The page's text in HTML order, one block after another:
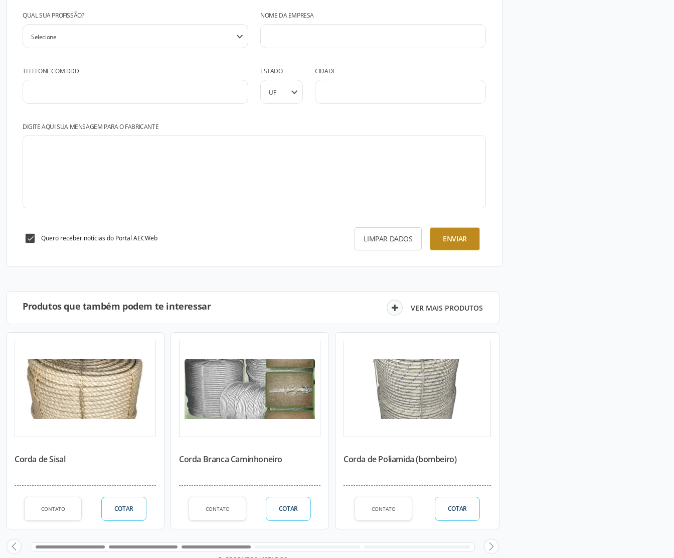
QUAL SUA PROFISSÃO? NOME DA EMPRESA
TELEFONE COM DDD ESTADO CIDADE
DIGITE AQUI SUA MENSAGEM PARA O FABRICANTE
Quero receber notícias do Portal AECWeb LIMPAR DADOS ENVIAR
Produtos que também podem te interessar VER MAIS PRODUTOS
Corda de Sisal
CONTATO COTAR
Corda Branca Caminhoneiro
CONTATO COTAR
Corda de Poliamida (bombeiro)
CONTATO COTAR